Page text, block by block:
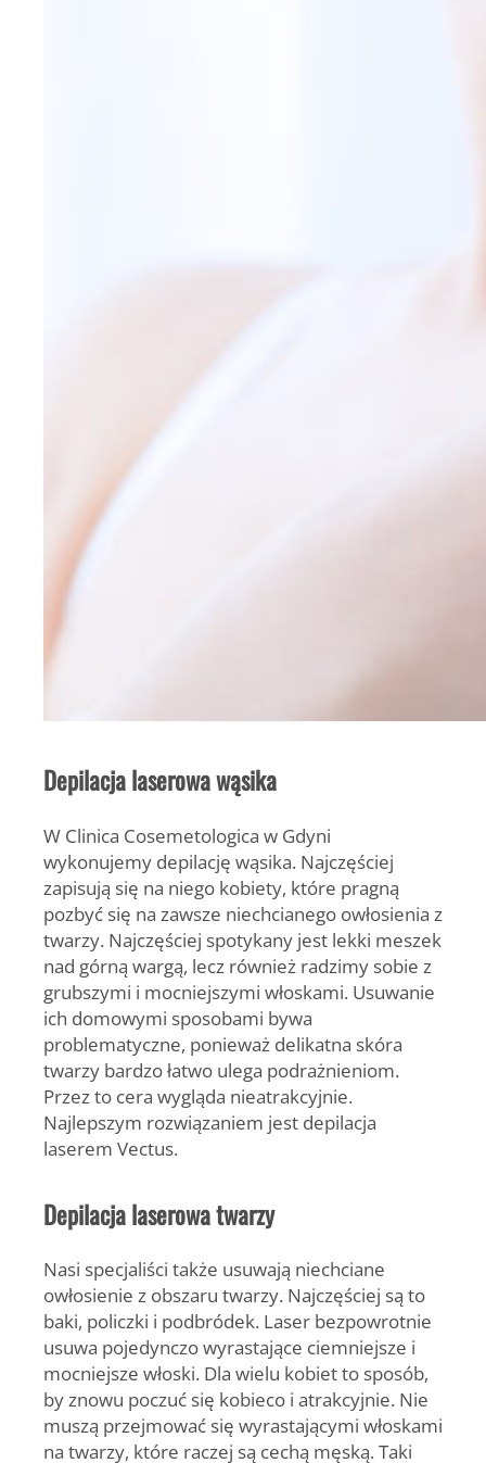
Depilacja laserowa wąsika
W Clinica Cosemetologica w Gdyni
wykonujemy depilację wąsika. Najczęściej
zapisują się na niego kobiety, które pragną
pozbyć się na zawsze niechcianego owłosienia z
twarzy. Najczęściej spotykany jest lekki meszek
nad górną wargą, lecz również radzimy sobie z
grubszymi i mocniejszymi włoskami. Usuwanie
ich domowymi sposobami bywa
problematyczne, ponieważ delikatna skóra
twarzy bardzo łatwo ulega podrażnieniom.
Przez to cera wygląda nieatrakcyjnie.
Najlepszym rozwiązaniem jest depilacja
laserem Vectus.
Depilacja laserowa twarzy
Nasi specjaliści także usuwają niechciane
owłosienie z obszaru twarzy. Najczęściej są to
baki, policzki i podbródek. Laser bezpowrotnie
usuwa pojedynczo wyrastające ciemniejsze i
mocniejsze włoski. Dla wielu kobiet to sposób,
by znowu poczuć się kobieco i atrakcyjnie. Nie
muszą przejmować się wyrastającymi włoskami
na twarzy, które raczej są cechą męską. Taki